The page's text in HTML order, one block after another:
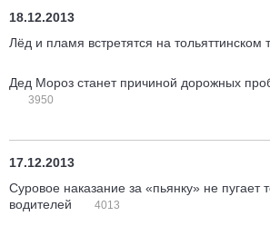
18.12.2013
Лёд и пламя встретятся на тольяттинском
Дед Мороз станет причиной дорожных
3950
17.12.2013
Суровое наказание за «пьянку» не пугает
водителей
4013